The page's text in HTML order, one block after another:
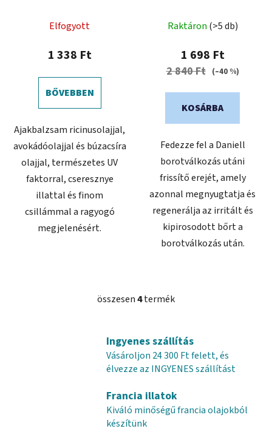
Elfogyott
1 338 Ft
BŐVEBBEN
Ajakbalzsam ricinusolajjal,
avokádóolajjal és búzacsíra
olajjal, természetes UV
faktorral, cseresznye
illattal és finom
csillámmal a ragyogó
megjelenésért.
Raktáron (>5 db)
1 698 Ft
2 840 Ft (–40 %)
KOSÁRBA
Fedezze fel a Daniell
borotválkozás utáni
frissítő erejét, amely
azonnal megnyugtatja és
regenerálja az irritált és
kipirosodott bőrt a
borotválkozás után.
L
t
a
i
á
n
y
összesen4termék
Ingyenes szállítás
Vásároljon 24 300 Ft felett, és
élvezze az INGYENES szállítást
Francia illatok
Kiváló minőségű francia olajokból
készítünk